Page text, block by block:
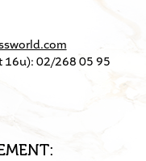
16u): 02/268 05 95